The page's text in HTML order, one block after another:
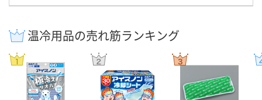
温冷用品の売れ筋ランキング